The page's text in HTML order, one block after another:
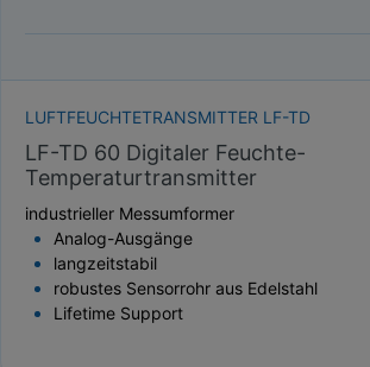
LUFTFEUCHTETRANSMITTER LF-TD
LF-TD 60 Digitaler Feuchte-
Temperaturtransmitter
industrieller Messumformer
Analog-Ausgänge
langzeitstabil
robustes Sensorrohr aus Edelstahl
Lifetime Support